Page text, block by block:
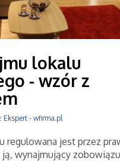
lokalu
- wzór z
Ekspert - wfirma.pl
regulowana jest przez
wynajmujący